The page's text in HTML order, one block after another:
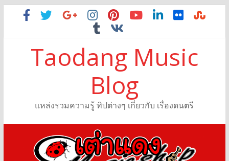
Taodang Music
Blog
แหล่งรวมความรู้ ทิปต่างๆ เกี่ยวกับ เรื่องดนตรี